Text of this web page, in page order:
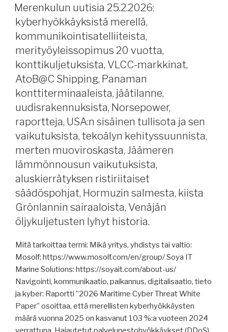
uutiskirje,
merenkulkijoista,
konttituontimaksuista
USA:han,
60
vuotta
VLCC:tä,
Rederi
Tallink
Gruppille
uusi
toimitusjohtaja,
risteilyjä
Niilille,
Steerprop,
jäätilanne,
propulsiojärjestelmistä,
raportteja,
Venäjän
öljynviennistä,
pakotteita
Iranille,
YK:n
talouskriisi,
Merenkulun uutisia 25.2.2026:
kyberhyökkäyksistä merellä,
kommunikointisatelliiteista,
merityöyleissopimus 20 vuotta,
konttikuljetuksista, VLCC-markkinat,
AtoB@C Shipping, Panaman
konttiterminaaleista, jäätilanne,
uudisrakennuksista, Norsepower,
raportteja, USA:n sisäinen tullisota ja sen
vaikutuksista, tekoälyn kehityssuunnista,
merten muoviroskasta, Jäämeren
lämmönnousun vaikutuksista,
aluskierrätyksen ristiriitaiset
säädöspohjat, Hormuzin salmesta, kiista
Grönlannin sairaaloista, Venäjän
öljykuljetusten lyhyt historia.
Mitä tarkoittaa termi: Mikä yritys, yhdistys tai valtio:
Mosolf: https://www.mosolf.com/en/group/ Soya IT
Marine Solutions: https://soyait.com/about-us/
Navigointi, kommunikaatio, paikannus, digitalisaatio, tieto
ja kyber: Raportti ”2026 Maritime Cyber ​​​​Threat White
Paper” osoittaa, että merellisten kyberhyökkäysten
määrä vuonna 2025 on kasvanut 103 %:a vuoteen 2024